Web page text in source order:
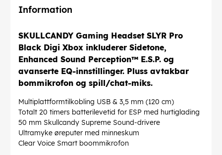
Information
SKULLCANDY Gaming Headset SLYR Pro
Black Digi Xbox inkluderer Sidetone,
Enhanced Sound Perception™ E.S.P. og
avanserte EQ-innstillinger. Pluss avtakbar
bommikrofon og spill/chat-miks.
Multiplattformtilkobling USB & 3,5 mm (120 cm)
Totalt 20 timers batterilevetid for ESP med hurtiglading
50 mm Skullcandy Supreme Sound-drivere
Ultramyke øreputer med minneskum
Clear Voice Smart boommikrofon